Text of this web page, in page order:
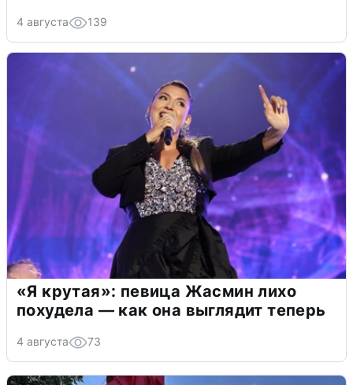
4 августа 139
«Я крутая»: певица Жасмин лихо
похудела — как она выглядит теперь
4 августа 73